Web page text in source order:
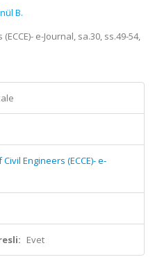
B.
e-Journal, sa.30, ss.49-54,
Engineers (ECCE)- e-
Evet